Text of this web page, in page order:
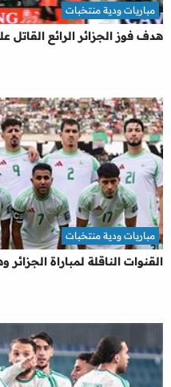
هدف فوز الجزائر الرائع القاتل علي هولندا
مباريات ودية منتخبات
القنوات الناقلة لمباراة الجزائر
مباريات ودية منتخبات